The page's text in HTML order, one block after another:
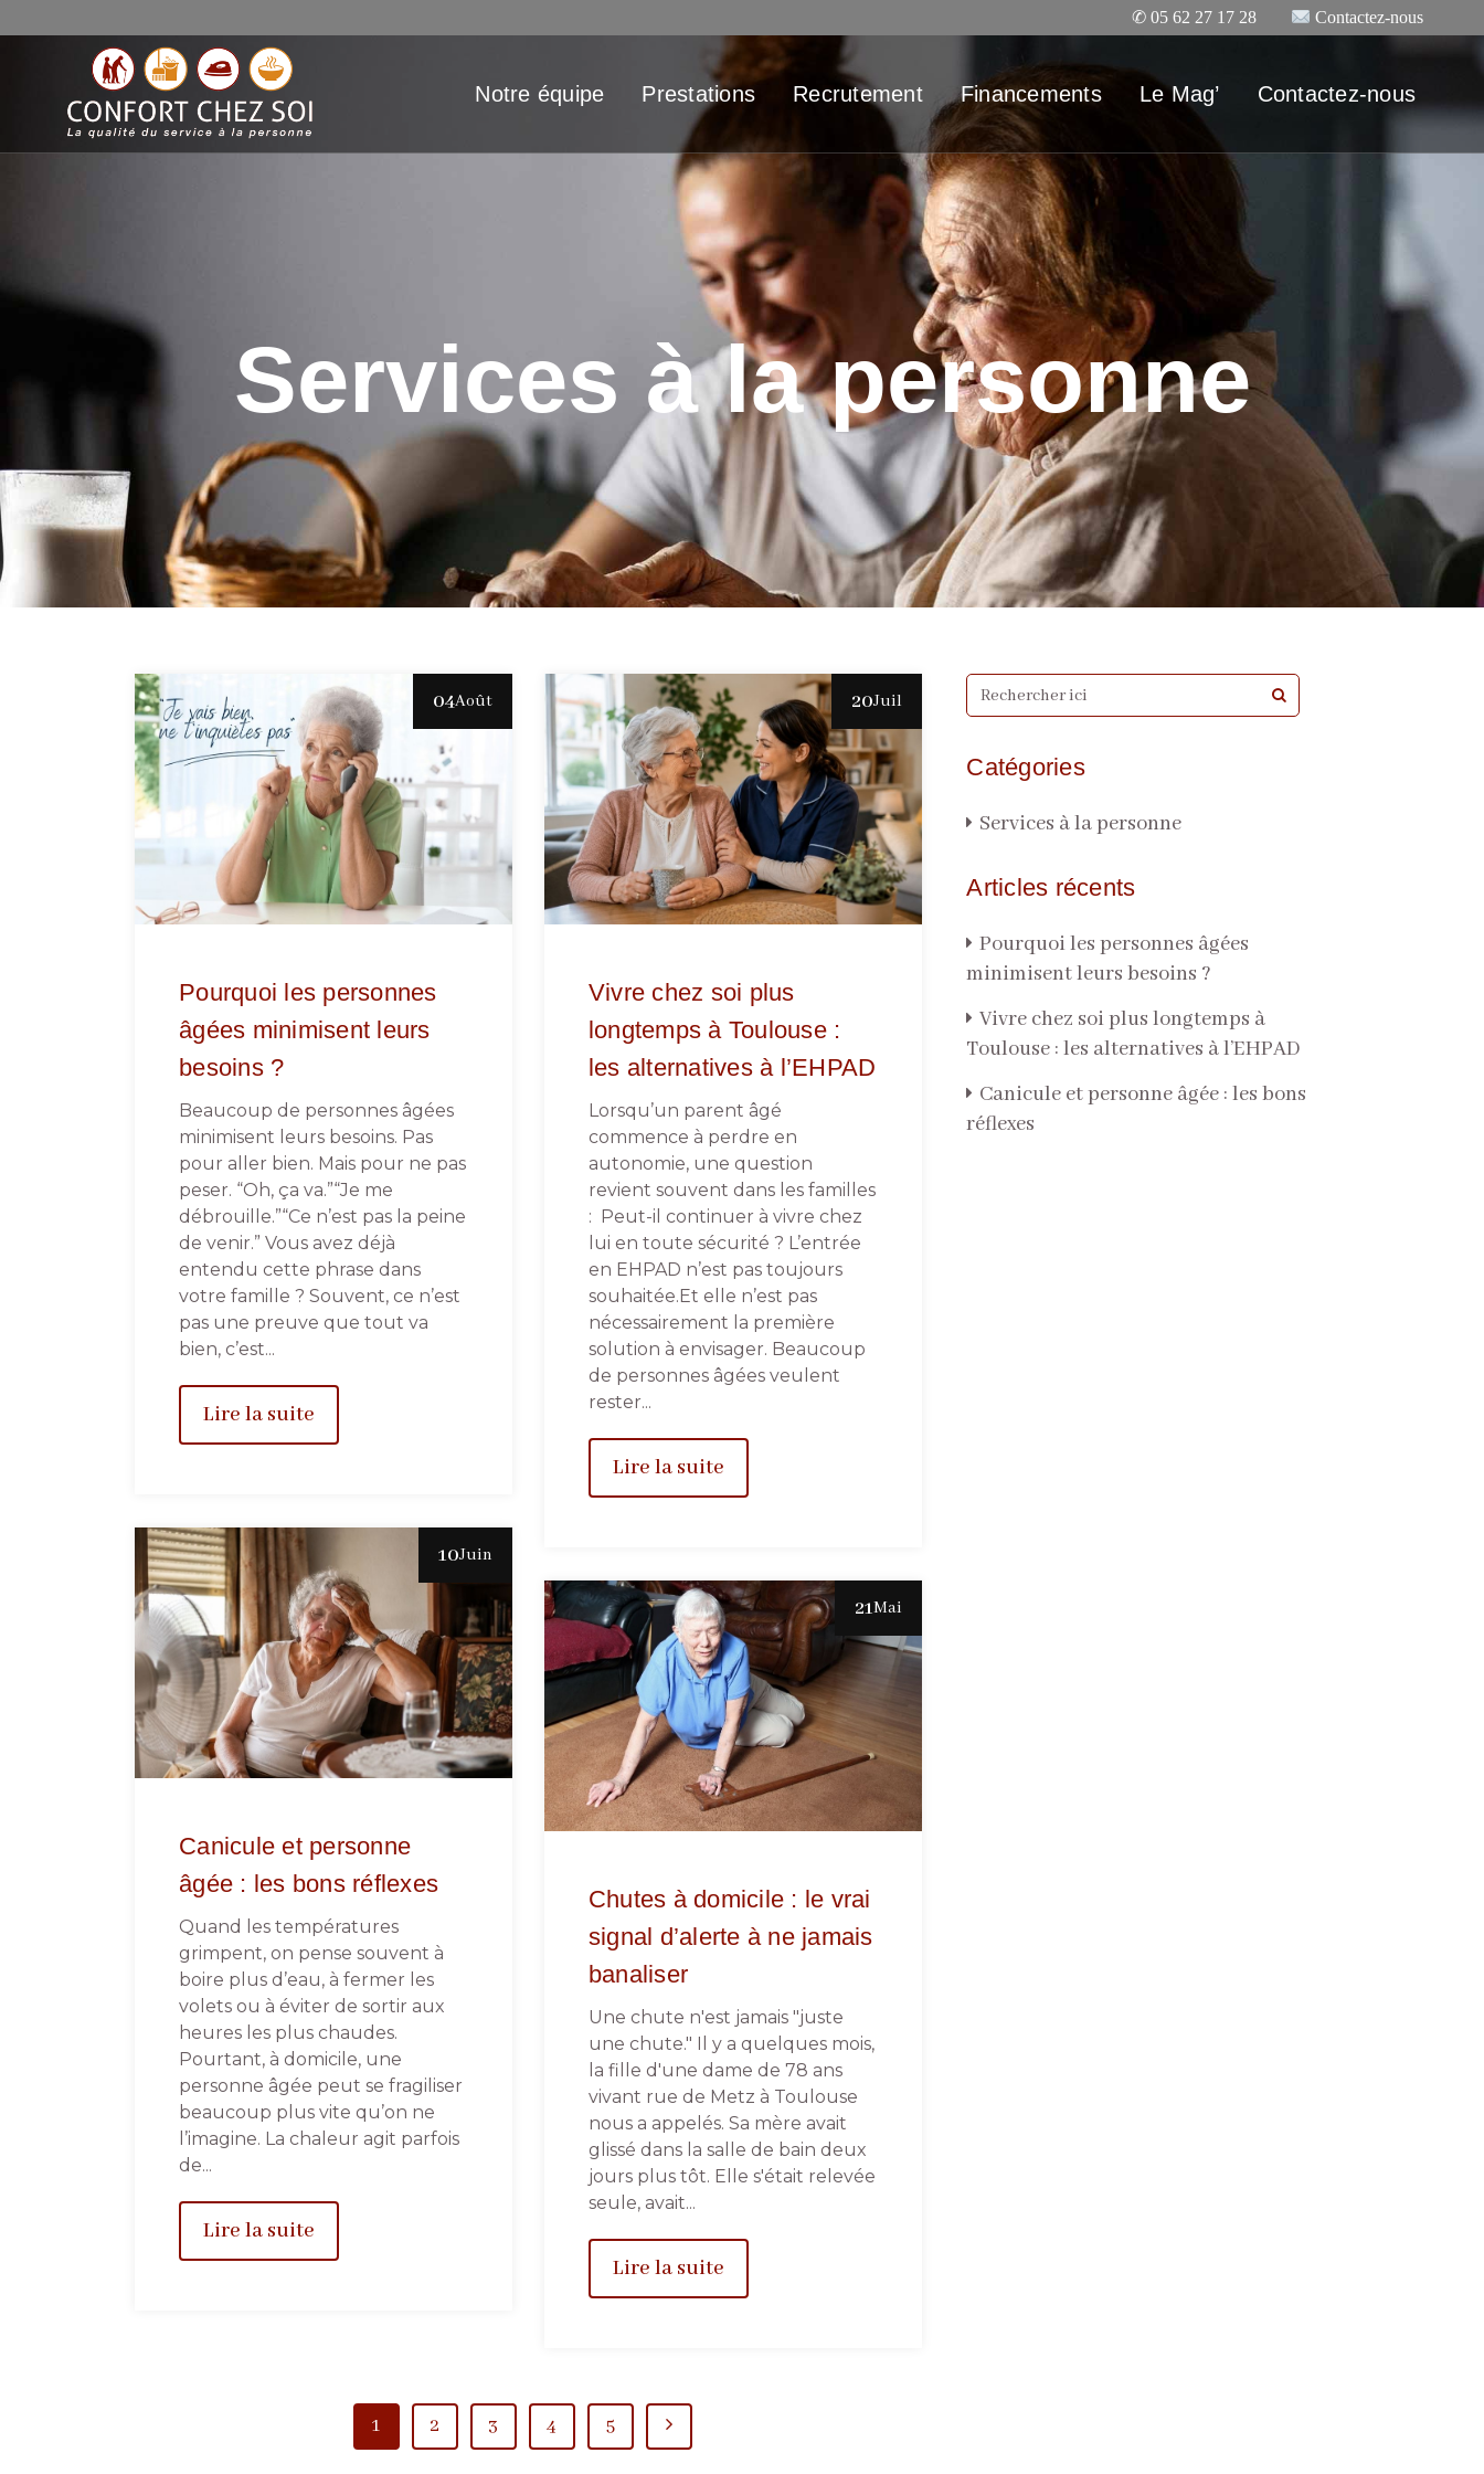
✆05 62 27 17 28 Contactez-nous
Notre équipe Prestations Recrutement Financements Le Mag’ Contactez-nous
Services à la personne
04Août
Pourquoi les personnes
âgées minimisent leurs
besoins ?
Beaucoup de personnes âgées
minimisent leurs besoins. Pas
pour aller bien. Mais pour ne pas
peser. “Oh, ça va.”“Je me
débrouille.”“Ce n’est pas la peine
de venir.” Vous avez déjà
entendu cette phrase dans
votre famille ? Souvent, ce n’est
pas une preuve que tout va
bien, c’est...
Lire la suite
20Juil
Vivre chez soi plus
longtemps à Toulouse :
les alternatives à l’EHPAD
Lorsqu’un parent âgé
commence à perdre en
autonomie, une question
revient souvent dans les familles
: Peut-il continuer à vivre chez
lui en toute sécurité ? L’entrée
en EHPAD n’est pas toujours
souhaitée.Et elle n’est pas
nécessairement la première
solution à envisager. Beaucoup
de personnes âgées veulent
rester...
Lire la suite
10Juin
Canicule et personne
âgée : les bons réflexes
Quand les températures
grimpent, on pense souvent à
boire plus d’eau, à fermer les
volets ou à éviter de sortir aux
heures les plus chaudes.
Pourtant, à domicile, une
personne âgée peut se fragiliser
beaucoup plus vite qu’on ne
l’imagine. La chaleur agit parfois
de...
Lire la suite
21Mai
Chutes à domicile : le vrai
signal d’alerte à ne jamais
banaliser
Une chute n'est jamais "juste
une chute." Il y a quelques mois,
la fille d'une dame de 78 ans
vivant rue de Metz à Toulouse
nous a appelés. Sa mère avait
glissé dans la salle de bain deux
jours plus tôt. Elle s'était relevée
seule, avait...
Lire la suite
1 2 3 4 5
Catégories
Services à la personne
Articles récents
Pourquoi les personnes âgées
minimisent leurs besoins ?
Vivre chez soi plus longtemps à
Toulouse : les alternatives à l’EHPAD
Canicule et personne âgée : les bons
réflexes